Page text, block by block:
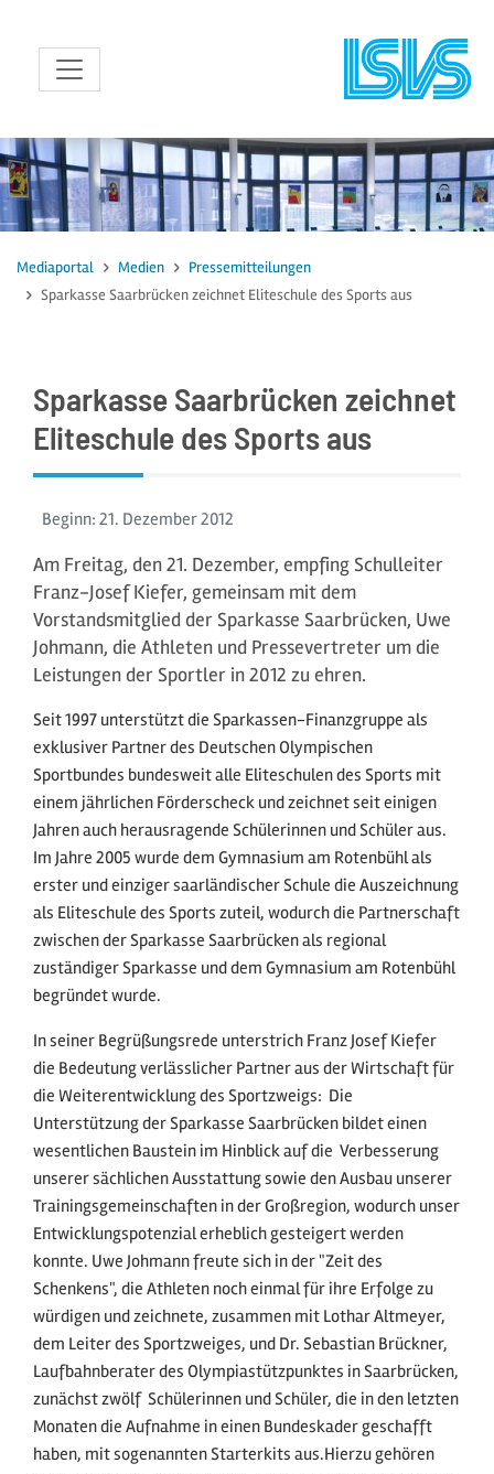
zum Inhalt
Mediaportal Medien
Pressemitteilungen
Sparkasse Saarbrücken zeichnet Eliteschule des Sports aus
Sparkasse Saarbrücken zeichnet
Eliteschule des Sports aus
Beginn: 21. Dezember2012
Am Freitag, den 21. Dezember, empfing Schulleiter
Franz-Josef Kiefer, gemeinsam mit dem
Vorstandsmitglied der Sparkasse Saarbrücken, Uwe
Johmann, die Athleten und Pressevertreter um die
Leistungen der Sportler in 2012 zu ehren.
Seit 1997 unterstützt die Sparkassen-Finanzgruppe als
exklusiver Partner des Deutschen Olympischen
Sportbundes bundesweit alle Eliteschulen des Sports mit
einem jährlichen Förderscheck und zeichnet seit einigen
Jahren auch herausragende Schülerinnen und Schüler aus.
Im Jahre 2005 wurde dem Gymnasium am Rotenbühl als
erster und einziger saarländischer Schule die Auszeichnung
als Eliteschule des Sports zuteil, wodurch die Partnerschaft
zwischen der Sparkasse Saarbrücken als regional
zuständiger Sparkasse und dem Gymnasium am Rotenbühl
begründet wurde.
In seiner Begrüßungsrede unterstrich Franz Josef Kiefer
die Bedeutung verlässlicher Partner aus der Wirtschaft für
die Weiterentwicklung des Sportzweigs:  Die
Unterstützung der Sparkasse Saarbrücken bildet einen
wesentlichen Baustein im Hinblick auf die Verbesserung
unserer sächlichen Ausstattung sowie den Ausbau unserer
Trainingsgemeinschaften in der Großregion, wodurch unser
Entwicklungspotenzial erheblich gesteigert werden
konnte. Uwe Johmann freute sich in der "Zeit des
Schenkens", die Athleten noch einmal für ihre Erfolge zu
würdigen und zeichnete, zusammen mit Lothar Altmeyer,
dem Leiter des Sportzweiges, und Dr. Sebastian Brückner,
Laufbahnberater des Olympiastützpunktes in Saarbrücken,
zunächst zwölf Schülerinnen und Schüler, die in den letzten
Monaten die Aufnahme in einen Bundeskader geschafft
haben, mit sogenannten Starterkits aus.Hierzu gehören